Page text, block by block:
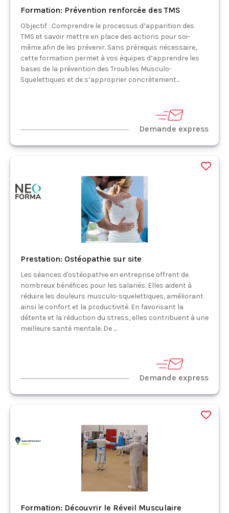
Formation: Prévention renforcée des TMS
Objectif : Comprendre le processus d’apparition des
TMS et savoir mettre en place des actions pour soi-
même afin de les prévenir. Sans prérequis nécessaire,
cette formation permet à vos équipes d’apprendre les
bases de la prévention des Troubles Musculo-
Squelettiques et de s’approprier concrètement...
Demande express
Prestation: Ostéopathie sur site
Les séances d'ostéopathie en entreprise offrent de
nombreux bénéfices pour les salariés. Elles aident à
réduire les douleurs musculo-squelettiques, améliorant
ainsi le confort et la productivité. En favorisant la
détente et la réduction du stress, elles contribuent à une
meilleure santé mentale. De ...
Demande express
Formation: Découvrir le Réveil Musculaire